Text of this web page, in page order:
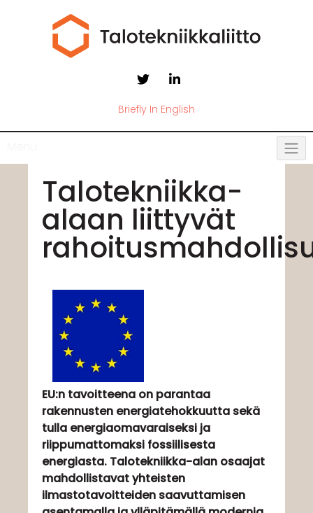
Briefly In English
Talotekniikka-
alaan liittyvät
EU:n tavoitteena on parantaa
rakennusten energiatehokkuutta sekä
tulla energiaomavaraiseksi ja
riippumattomaksi fossiilisesta
energiasta. Talotekniikka-alan osaajat
mahdollistavat yhteisten
ilmastotavoitteiden saavuttamisen